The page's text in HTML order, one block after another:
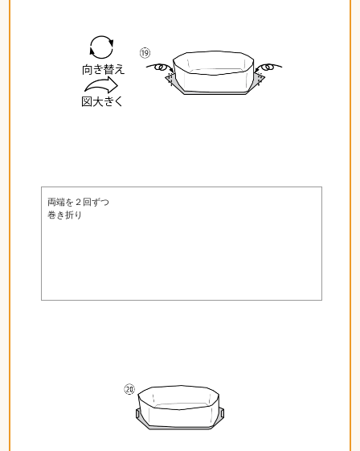
両端を２回ずつ
巻き折り